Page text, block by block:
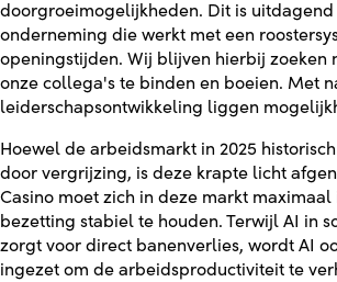
doorgroeimogelijkheden. Dit is uitdagend
onderneming die werkt met een
openingstijden. Wij blijven hierbij zoeken
onze collega's te binden en boeien. Met
leiderschapsontwikkeling liggen
Hoewel de arbeidsmarkt in 2025
door vergrijzing, is deze krapte licht
Casino moet zich in deze markt
bezetting stabiel te houden. Terwijl AI in
zorgt voor direct banenverlies, wordt AI
ingezet om de arbeidsproductiviteit te